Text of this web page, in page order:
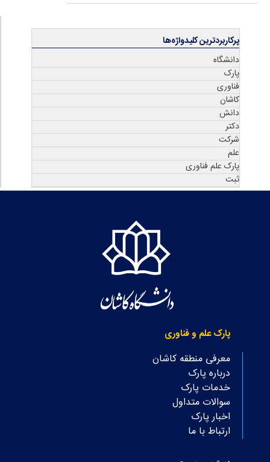
پرکاربردترین کلیدواژه‌ها
دانشگاه
پارک
فناوری
کاشان
دانش
دکتر
شرکت
علم
پارک علم فناوری
ثبت
پارک علم و فناوری
معرفی منطقه کاشان
درباره پارک
خدمات پارک
سوالات متداول
اخبار پارک
ارتباط با ما